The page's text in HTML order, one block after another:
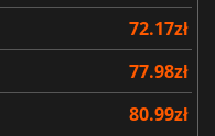
72.17zł
77.98zł
80.99zł